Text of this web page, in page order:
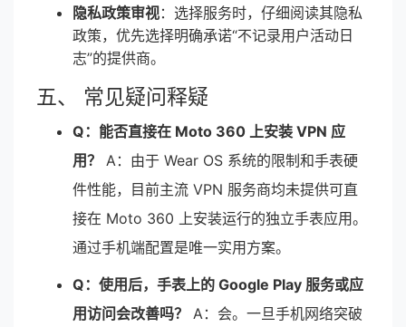
隐私政策审视：选择服务时，仔细阅读其隐私
政策，优先选择明确承诺“不记录用户活动日
志”的提供商。
五、 常见疑问释疑
Q：能否直接在 Moto 360 上安装 VPN 应
用？
A：由于 Wear OS 系统的限制和手表硬
件性能，目前主流 VPN 服务商均未提供可直
接在 Moto 360 上安装运行的独立手表应用。
通过手机端配置是唯一实用方案。
Q：使用后，手表上的 Google Play 服务或应
用访问会改善吗？
A：会。一旦手机网络突破